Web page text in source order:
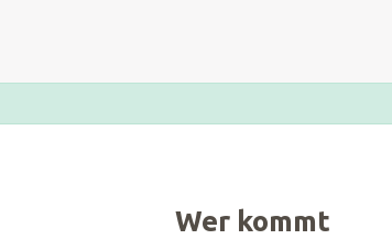
Wer kommt